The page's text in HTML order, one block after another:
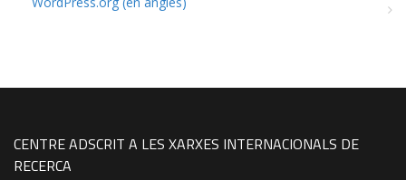
CENTRE ADSCRIT A LES XARXES INTERNACIONALS DE
RECERCA